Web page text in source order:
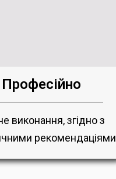
Професійно
виконання, згідно з